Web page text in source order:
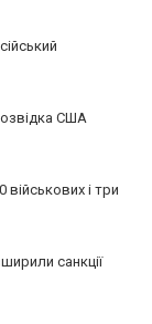
США
і три
санкції